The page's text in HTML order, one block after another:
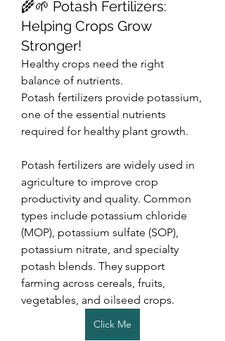
🌾🌱 Potash Fertilizers:
Helping Crops Grow
Stronger!
Healthy crops need the right
balance of nutrients.
Potash fertilizers provide potassium,
one of the essential nutrients
required for healthy plant growth.
Potash fertilizers are widely used in
agriculture to improve crop
productivity and quality. Common
types include potassium chloride
(MOP), potassium sulfate (SOP),
potassium nitrate, and specialty
potash blends. They support
farming across cereals, fruits,
vegetables, and oilseed crops.
Click Me